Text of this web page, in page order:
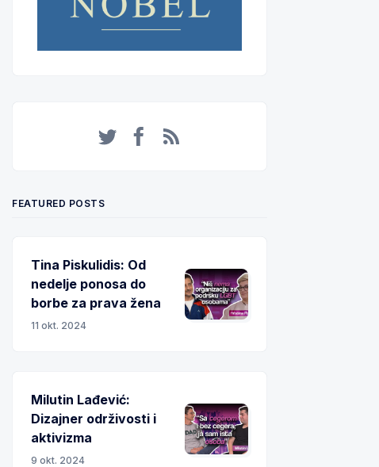
FEATURED POSTS
Tina Piskulidis: Od
nedelje ponosa do
borbe za prava žena
11 okt. 2024
Milutin Lađević:
Dizajner održivosti i
aktivizma
9 okt. 2024